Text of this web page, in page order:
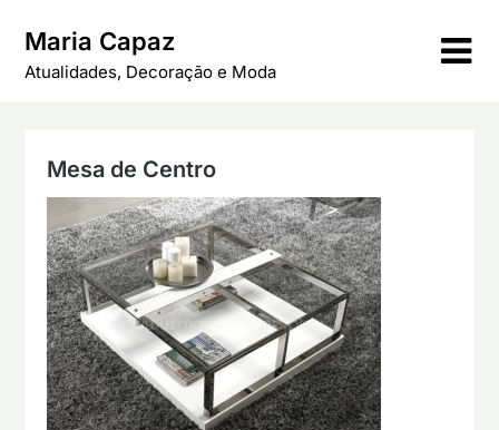
content
Maria Capaz
Atualidades, Decoração e Moda
Mesa de Centro